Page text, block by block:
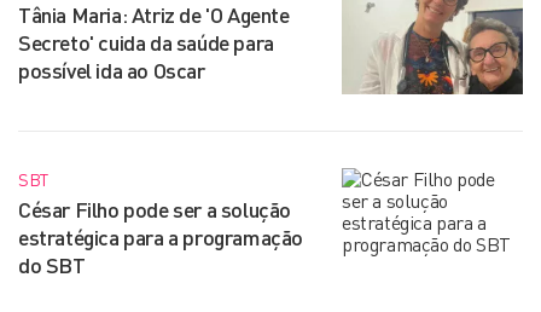
Tânia Maria: Atriz de 'O Agente
Secreto' cuida da saúde para
possível ida ao Oscar
SBT
César Filho pode ser a solução
estratégica para a programação
do SBT